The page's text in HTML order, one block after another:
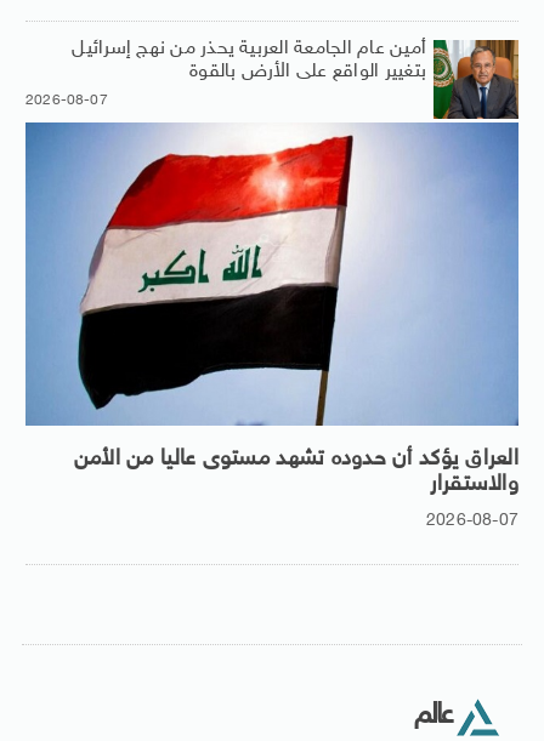
أمين عام الجامعة العربية يحذر من نهج إسرائيل
بتغيير الواقع على الأرض بالقوة
2026-08-07
العراق يؤكد أن حدوده تشهد مستوى عاليا من الأمن
والاستقرار
2026-08-07
عالم